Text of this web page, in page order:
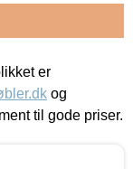
er
og
til gode priser.